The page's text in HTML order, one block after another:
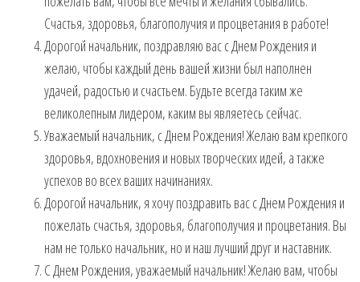
Счастья, здоровья, благополучия и процветания в работе!
Дорогой начальник, поздравляю вас с Днем Рождения и
желаю, чтобы каждый день вашей жизни был наполнен
удачей, радостью и счастьем. Будьте всегда таким же
великолепным лидером, каким вы являетесь сейчас.
Уважаемый начальник, с Днем Рождения! Желаю вам крепкого
здоровья, вдохновения и новых творческих идей, а также
успехов во всех ваших начинаниях.
Дорогой начальник, я хочу поздравить вас с Днем Рождения и
пожелать счастья, здоровья, благополучия и процветания. Вы
нам не только начальник, но и наш лучший друг и наставник.
С Днем Рождения, уважаемый начальник! Желаю вам, чтобы